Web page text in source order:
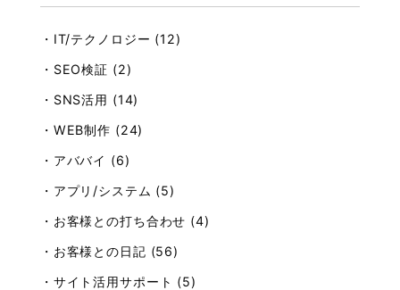
・IT/テクノロジー (12)
・SEO検証 (2)
・SNS活用 (14)
・WEB制作 (24)
・アババイ (6)
・アプリ/システム (5)
・お客様との打ち合わせ (4)
・お客様との日記 (56)
・サイト活用サポート (5)